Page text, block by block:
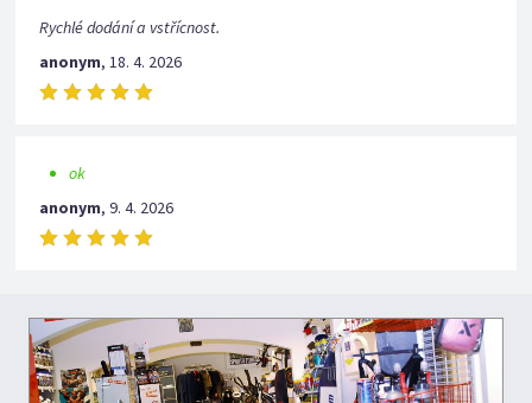
Rychlé dodání a vstřícnost.
anonym,18. 4. 2026
ok
anonym,9. 4. 2026